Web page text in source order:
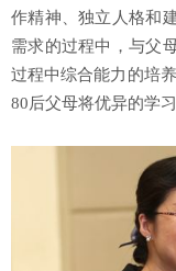
作精神、独立人格和
需求的过程中，与父
过程中综合能力的培
80后父母将优异的学